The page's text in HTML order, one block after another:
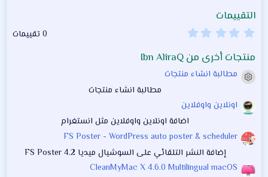
التقييمات
0
0
ن
ج
م
0 تقييمات
منتجات أخرى من Ibn AliraQ
أيقونة المنتج
مطالبة انشاء منتجات
مطالبة انشاء منتجات
اونلاين واوفلاين
اضافة اونلاين واوفلاين مثل انستغرام
FS Poster - WordPress auto poster & scheduler
إضافة النشر التلقائي على السوشيال ميديا FS Poster 4.2
CleanMyMac X 4.6.0 Multilingual macOS